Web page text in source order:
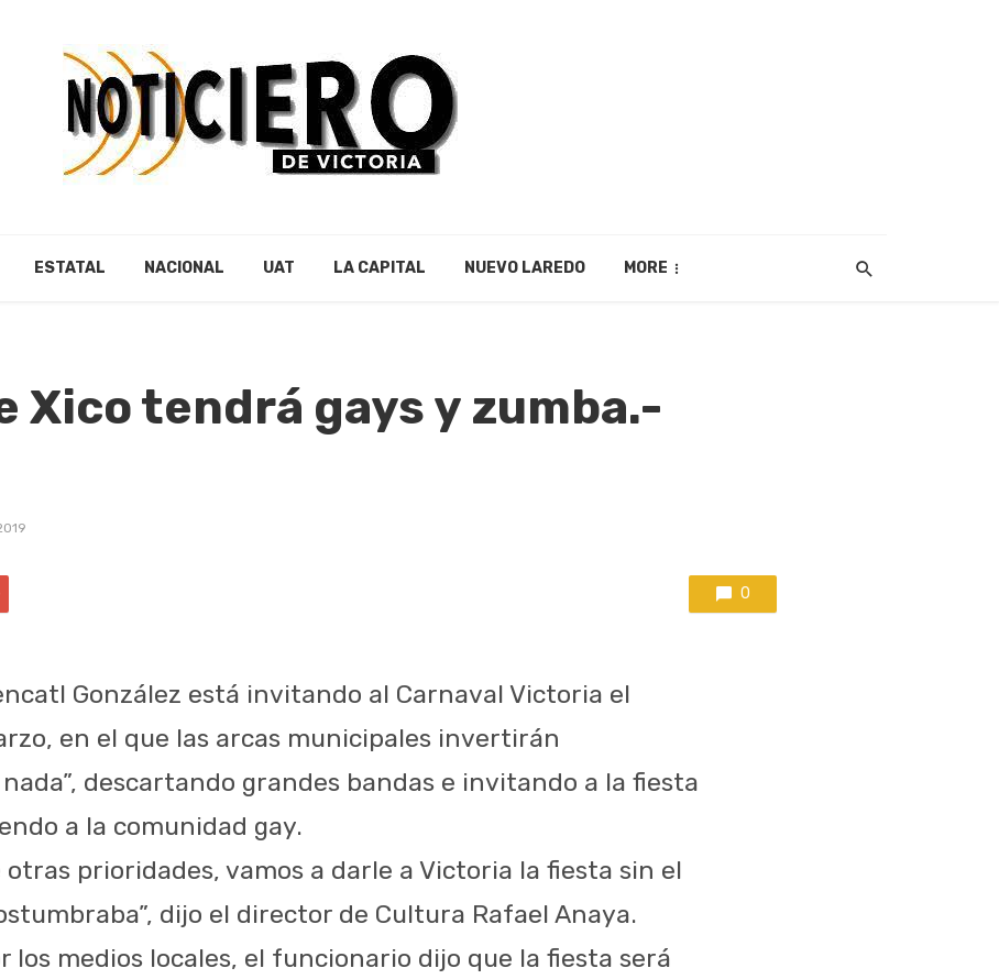
ESTATAL NACIONAL UAT LA CAPITAL NUEVO LAREDO MORE
Xico tendrá gays y zumba.-
0
González está invitando al Carnaval Victoria el
en el que las arcas municipales invertirán
descartando grandes bandas e invitando a la fiesta
a la comunidad gay.
otras prioridades, vamos a darle a Victoria la fiesta sin el
dijo el director de Cultura Rafael Anaya.
los medios locales, el funcionario dijo que la fiesta será